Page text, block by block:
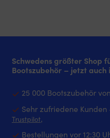
Schwedens größter Shop
Bootszubehör – jetzt auch
25 000 Bootszubehör
Sehr zufriedene Kunden
Trustpilot‚
Bestellungen vor 12:30